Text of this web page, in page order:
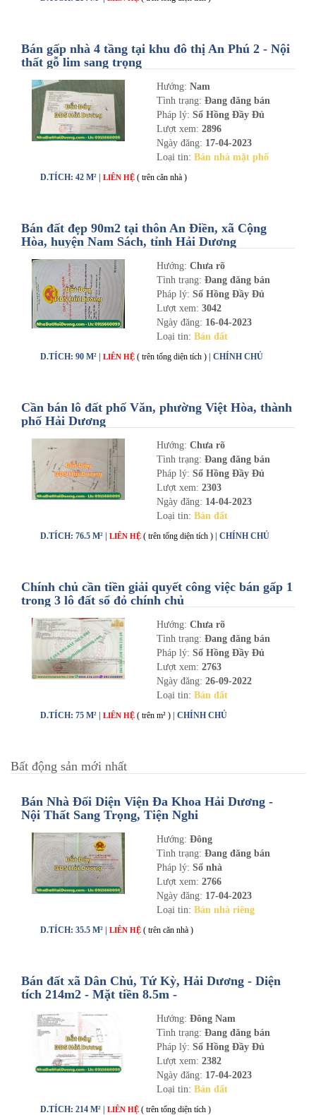
Bán gấp nhà 4 tầng tại khu đô thị An Phú 2 - Nội
thất gỗ lim sang trọng
Hướng: Nam
Tình trạng: Đang đăng bán
Pháp lý: Sổ Hồng Đầy Đủ
Lượt xem: 2896
Ngày đăng: 17-04-2023
Loại tin: Bán nhà mặt phố
D.TÍCH: 42 M² | LIÊN HỆ ( trên căn nhà )
Bán đất đẹp 90m2 tại thôn An Điền, xã Cộng
Hòa, huyện Nam Sách, tỉnh Hải Dương
Hướng: Chưa rõ
Tình trạng: Đang đăng bán
Pháp lý: Sổ Hồng Đầy Đủ
Lượt xem: 3042
Ngày đăng: 16-04-2023
Loại tin: Bán đất
D.TÍCH: 90 M² | LIÊN HỆ ( trên tổng diện tích ) | CHÍNH CHỦ
Cần bán lô đất phố Văn, phường Việt Hòa, thành
phố Hải Dương
Hướng: Chưa rõ
Tình trạng: Đang đăng bán
Pháp lý: Sổ Hồng Đầy Đủ
Lượt xem: 2303
Ngày đăng: 14-04-2023
Loại tin: Bán đất
D.TÍCH: 76.5 M² | LIÊN HỆ ( trên tổng diện tích ) | CHÍNH CHỦ
Chính chủ cần tiền giải quyết công việc bán gấp 1
trong 3 lô đất sổ đỏ chính chủ
Hướng: Chưa rõ
Tình trạng: Đang đăng bán
Pháp lý: Sổ Hồng Đầy Đủ
Lượt xem: 2763
Ngày đăng: 26-09-2022
Loại tin: Bán đất
D.TÍCH: 75 M² | LIÊN HỆ ( trên m² ) | CHÍNH CHỦ
Bất động sản mới nhất
Bán Nhà Đối Diện Viện Đa Khoa Hải Dương -
Nội Thất Sang Trọng, Tiện Nghi
Hướng: Đông
Tình trạng: Đang đăng bán
Pháp lý: Sổ nhà
Lượt xem: 2766
Ngày đăng: 17-04-2023
Loại tin: Bán nhà riêng
D.TÍCH: 35.5 M² | LIÊN HỆ ( trên căn nhà )
Bán đất xã Dân Chủ, Tứ Kỳ, Hải Dương - Diện
tích 214m2 - Mặt tiền 8.5m -
Hướng: Đông Nam
Tình trạng: Đang đăng bán
Pháp lý: Sổ Hồng Đầy Đủ
Lượt xem: 2382
Ngày đăng: 17-04-2023
Loại tin: Bán đất
D.TÍCH: 214 M² | LIÊN HỆ ( trên tổng diện tích )